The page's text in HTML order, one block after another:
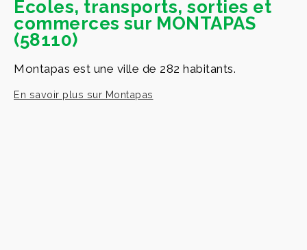
Ecoles, transports, sorties et
commerces sur MONTAPAS
(58110)
Montapas est une ville de 282 habitants.
En savoir plus sur Montapas